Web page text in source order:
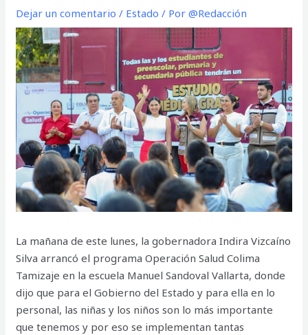
Dejar un comentario / Estado / Por@Redacción
La mañana de este lunes, la gobernadora Indira Vizcaíno
Silva arrancó el programa Operación Salud Colima
Tamizaje en la escuela Manuel Sandoval Vallarta, donde
dijo que para el Gobierno del Estado y para ella en lo
personal, las niñas y los niños son lo más importante
que tenemos y por eso se implementan tantas